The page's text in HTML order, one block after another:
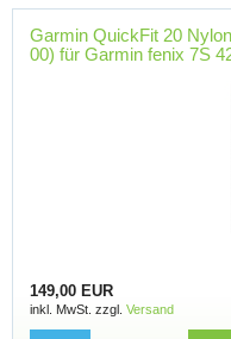
Garmin QuickFit 20
00) für Garmin fenix 7S
149,00 EUR
inkl. MwSt. zzgl. Versand